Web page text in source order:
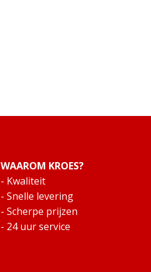
WAAROM KROES?
- Kwaliteit
- Snelle levering
- Scherpe prijzen
- 24 uur service